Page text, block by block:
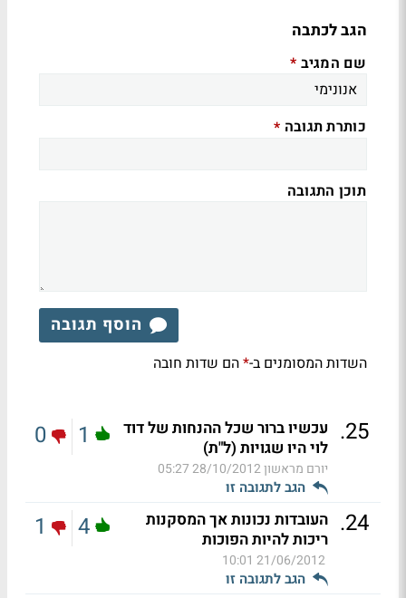
הגב לכתבה
שם המגיב *
כותרת תגובה *
תוכן התגובה
הוסף תגובה
השדות המסומנים ב-*הם שדות חובה
25
. עכשיו ברור שכל ההנחות של דוד
לוי היו שגויות (ל"ת)
יורם מראשון28/10/2012 05:27
הגב לתגובה זו
1
0
24
. העובדות נכונות אך המסקנות
ריכות להיות הפוכות
21/06/2012 10:01
הגב לתגובה זו
4
1